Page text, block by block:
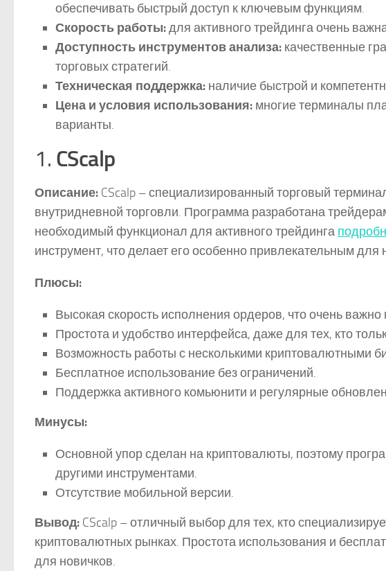
обеспечивать быстрый доступ к ключевым функциям.
Скорость работы:для активного трейдинга очень
Доступность инструментов анализа: качественные
торговых стратегий.
Техническая поддержка: наличие быстрой и
Цена и условия использования: многие терминалы
варианты.
1. CScalp
Описание: CScalp – специализированный торговый
внутридневной торговли. Программа разработана
необходимый функционал для активного трейдинга
инструмент, что делает его особенно привлекательным
Плюсы:
Высокая скорость исполнения ордеров, что очень важно
Простота и удобство интерфейса, даже для тех, кто
Возможность работы с несколькими криптовалютными
Бесплатное использование без ограничений.
Поддержка активного комьюнити и регулярные
Минусы:
Основной упор сделан на криптовалюты, поэтому
другими инструментами.
Отсутствие мобильной версии.
Вывод: CScalp – отличный выбор для тех, кто
криптовалютных рынках. Простота использования и
для новичков.